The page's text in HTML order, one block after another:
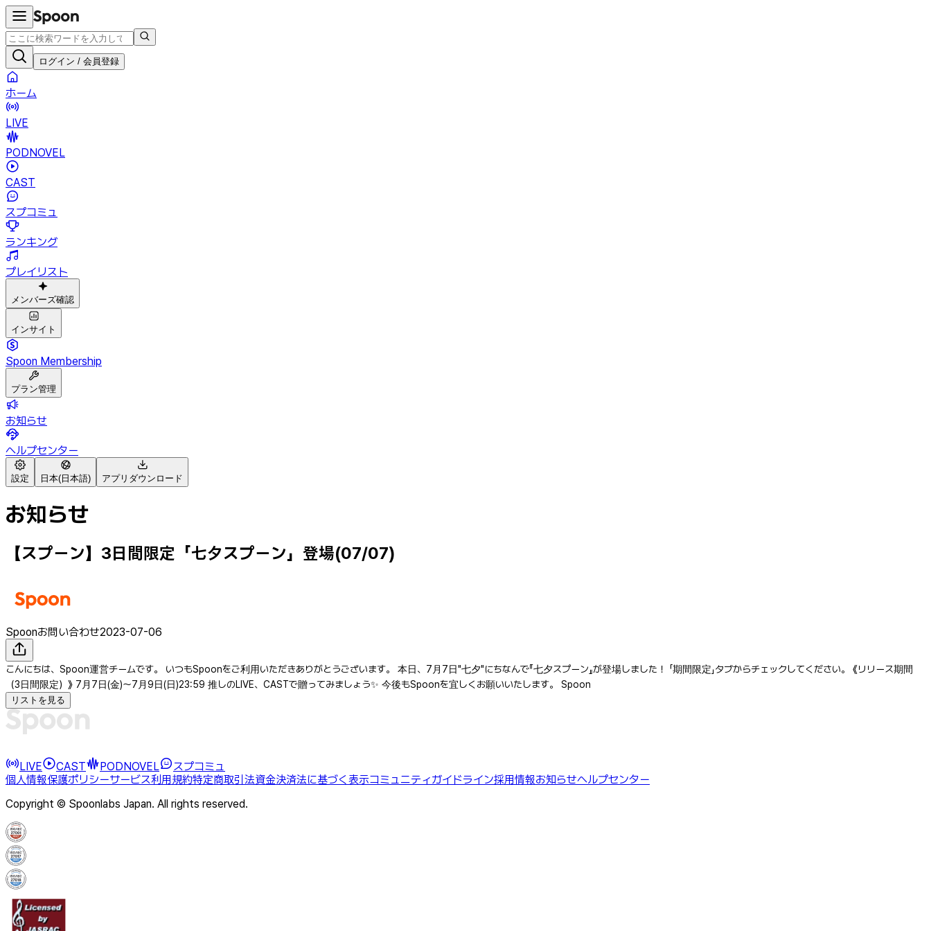
ログイン / 会員登録
ホーム
LIVE
PODNOVEL
CAST
スプコミュ
ランキング
プレイリスト
メンバーズ確認
インサイト
Spoon Membership
プラン管理
お知らせ
ヘルプセンター
設定 日本(日本語) アプリダウンロード
お知らせ
【スプーン】3日間限定「七夕スプーン」登場(07/07)
Spoonお問い合わせ2023-07-06
こんにちは、Spoon運営チームです。 いつもSpoonをご利用いただきありがとうございます。 本日、7月7日"七夕"にちなんで『七夕スプーン』が登場しました！ 「期間限定」タブからチェックしてください。 《リリース期間
（3日間限定）》 7月7日(金)〜7月9日(日)23:59 推しのLIVE、CASTで贈ってみましょう✨ 今後もSpoonを宜しくお願いいたします。 Spoon
リストを見る
LIVE CAST PODNOVEL
スプコミュ
個人情報保護ポリシーサービス利用規約特定商取引法資金決済法に基づく表示コミュニティガイドライン採用情報お知らせヘルプセンター
Copyright © Spoonlabs Japan. All rights reserved.